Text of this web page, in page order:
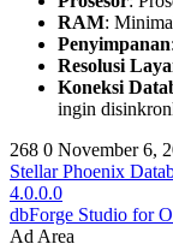
RAM:
Penyimpanan
Resolusi
Koneksi
ingin
268 0 November 6,
Stellar Phoenix
4.0.0.0
dbForge Studio for
Ad Area